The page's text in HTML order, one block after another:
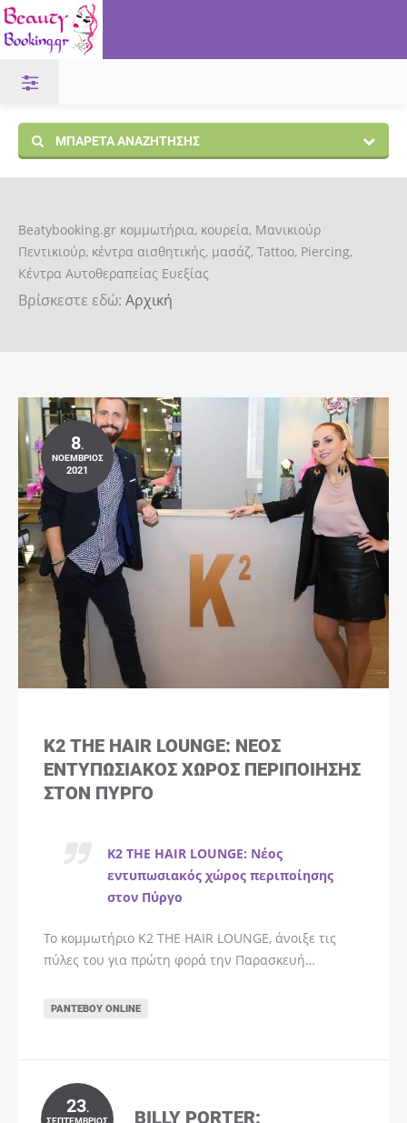
ΜΠΑΡΈΤΑ ΑΝΑΖΉΤΗΣΗΣ
Beatybooking.gr κομμωτήρια, κουρεία, Μανικιούρ
Πεντικιούρ, κέντρα αισθητικής, μασάζ, Tattoo, Piercing,
Κέντρα Αυτοθεραπείας Ευεξίας
Βρίσκεστε εδώ: Αρχική
8.
ΝΟΈΜΒΡΙΟΣ
2021
K2 THE HAIR LOUNGE: ΝΈΟΣ
ΕΝΤΥΠΩΣΙΑΚΌΣ ΧΏΡΟΣ ΠΕΡΙΠΟΊΗΣΗΣ
ΣΤΟΝ ΠΎΡΓΟ
K2 THE HAIR LOUNGE: Νέος
εντυπωσιακός χώρος περιποίησης
στον Πύργο
Το κομμωτήριο K2 THE HAIR LOUNGE, άνοιξε τις
πύλες του για πρώτη φορά την Παρασκευή…
ΡΑΝΤΕΒΟΎ ONLINE
23.
ΣΕΠΤΈΜΒΡΙΟΣ
BILLY PORTER: